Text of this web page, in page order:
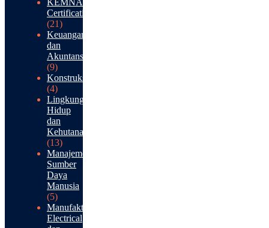
KEMNAKER
Certification
(21)
Keuangan
dan
Akuntansi
(9)
Konstruksi
(4)
Lingkungan
Hidup
dan
Kehutanan
(13)
Manajemen
Sumber
Daya
Manusia
(5)
Manufaktur:
Electrical